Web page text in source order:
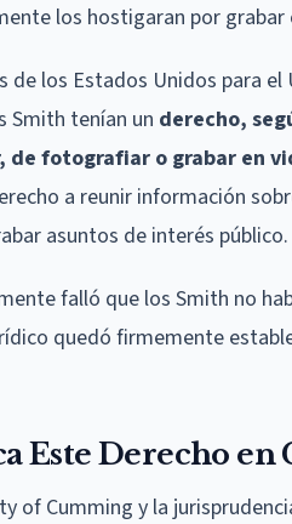
los hostigaran por
de los Estados Unidos para
Smith tenían un derecho,
de fotografiar o grabar en
a reunir información
asuntos de interés público.
falló que los Smith no
quedó firmemente
Este Derecho en
of Cumming y la